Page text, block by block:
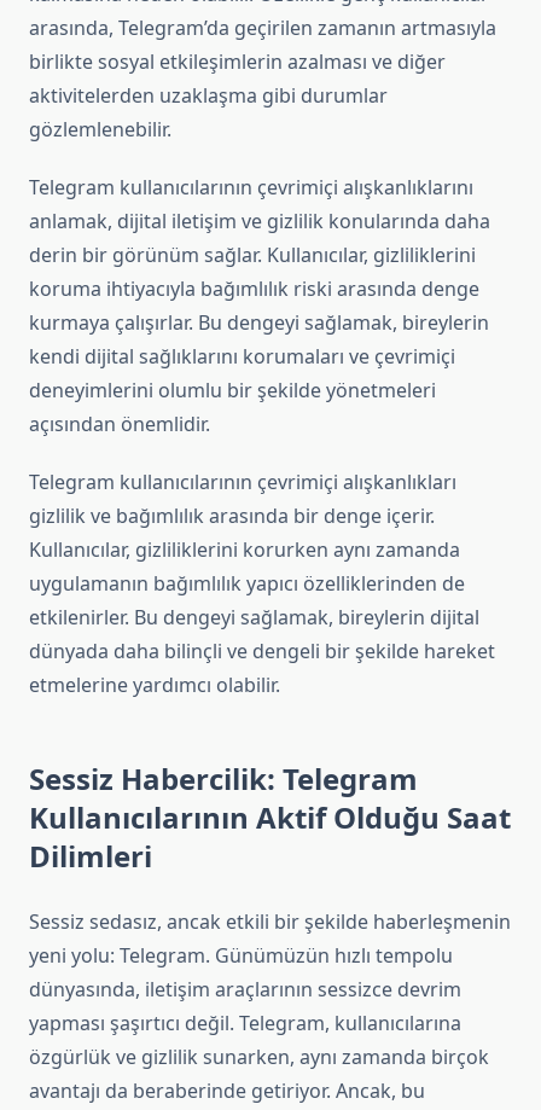
arasında, Telegram’da geçirilen zamanın artmasıyla
birlikte sosyal etkileşimlerin azalması ve diğer
aktivitelerden uzaklaşma gibi durumlar
gözlemlenebilir.
Telegram kullanıcılarının çevrimiçi alışkanlıklarını
anlamak, dijital iletişim ve gizlilik konularında daha
derin bir görünüm sağlar. Kullanıcılar, gizliliklerini
koruma ihtiyacıyla bağımlılık riski arasında denge
kurmaya çalışırlar. Bu dengeyi sağlamak, bireylerin
kendi dijital sağlıklarını korumaları ve çevrimiçi
deneyimlerini olumlu bir şekilde yönetmeleri
açısından önemlidir.
Telegram kullanıcılarının çevrimiçi alışkanlıkları
gizlilik ve bağımlılık arasında bir denge içerir.
Kullanıcılar, gizliliklerini korurken aynı zamanda
uygulamanın bağımlılık yapıcı özelliklerinden de
etkilenirler. Bu dengeyi sağlamak, bireylerin dijital
dünyada daha bilinçli ve dengeli bir şekilde hareket
etmelerine yardımcı olabilir.
Sessiz Habercilik: Telegram
Kullanıcılarının Aktif Olduğu Saat
Dilimleri
Sessiz sedasız, ancak etkili bir şekilde haberleşmenin
yeni yolu: Telegram. Günümüzün hızlı tempolu
dünyasında, iletişim araçlarının sessizce devrim
yapması şaşırtıcı değil. Telegram, kullanıcılarına
özgürlük ve gizlilik sunarken, aynı zamanda birçok
avantajı da beraberinde getiriyor. Ancak, bu